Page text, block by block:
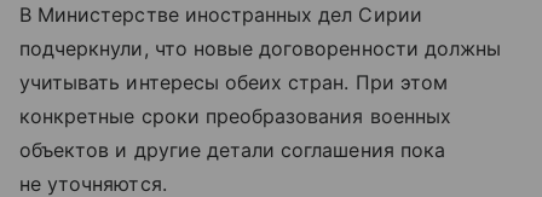
В Министерстве иностранных дел Сирии
подчеркнули, что новые договоренности должны
учитывать интересы обеих стран. При этом
конкретные сроки преобразования военных
объектов и другие детали соглашения пока
не уточняются.